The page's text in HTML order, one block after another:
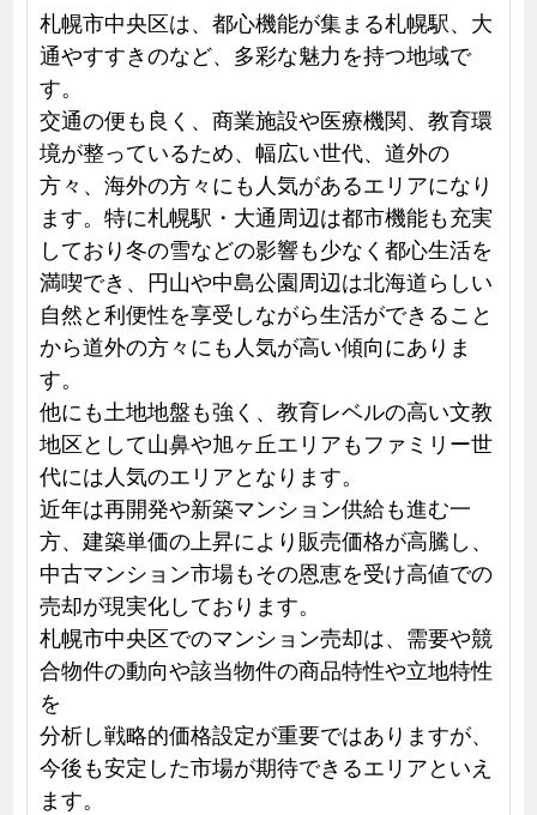
札幌市中央区は、都心機能が集まる札幌駅、大
通やすすきのなど、多彩な魅力を持つ地域で
す。
交通の便も良く、商業施設や医療機関、教育環
境が整っているため、幅広い世代、道外の
方々、海外の方々にも人気があるエリアになり
ます。特に札幌駅・大通周辺は都市機能も充実
しており冬の雪などの影響も少なく都心生活を
満喫でき、円山や中島公園周辺は北海道らしい
自然と利便性を享受しながら生活ができること
から道外の方々にも人気が高い傾向にありま
す。
他にも土地地盤も強く、教育レベルの高い文教
地区として山鼻や旭ヶ丘エリアもファミリー世
代には人気のエリアとなります。
近年は再開発や新築マンション供給も進む一
方、建築単価の上昇により販売価格が高騰し、
中古マンション市場もその恩恵を受け高値での
売却が現実化しております。
札幌市中央区でのマンション売却は、需要や競
合物件の動向や該当物件の商品特性や立地特性
を
分析し戦略的価格設定が重要ではありますが、
今後も安定した市場が期待できるエリアといえ
ます。